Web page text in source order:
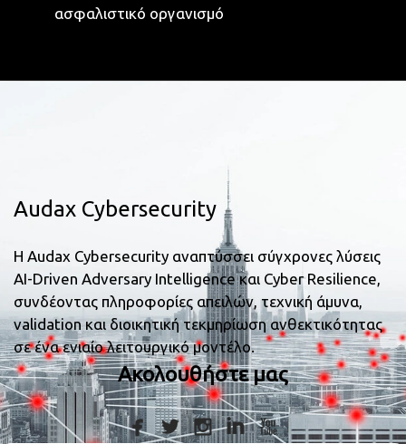
ασφαλιστικό οργανισμό
Audax Cybersecurity
Η Audax Cybersecurity αναπτύσσει σύγχρονες λύσεις
AI-Driven Adversary Intelligence και Cyber Resilience,
συνδέοντας πληροφορίες απειλών, τεχνική άμυνα,
validation και διοικητική τεκμηρίωση ανθεκτικότητας
σε ένα ενιαίο λειτουργικό μοντέλο.
Ακολουθήστε μας